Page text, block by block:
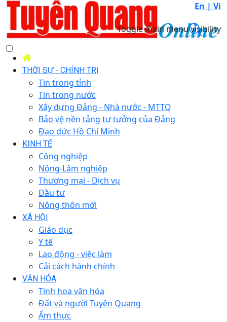
En | Vi
Toggle main menu visibility
THỜI SỰ - CHÍNH TRỊ
Tin trong tỉnh
Tin trong nước
Xây dựng Đảng - Nhà nước - MTTQ
Bảo vệ nền tảng tư tưởng của Đảng
Đạo đức Hồ Chí Minh
KINH TẾ
Công nghiệp
Nông-Lâm nghiệp
Thương mại - Dịch vụ
Đầu tư
Nông thôn mới
XÃ HỘI
Giáo dục
Y tế
Lao động - việc làm
Cải cách hành chính
VĂN HÓA
Tinh hoa văn hóa
Đất và người Tuyên Quang
Ẩm thực